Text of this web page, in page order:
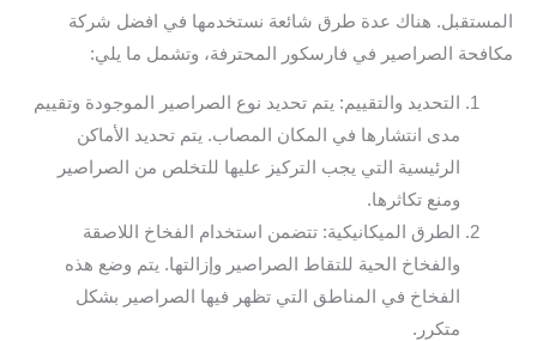
المستقبل. هناك عدة طرق شائعة نستخدمها في افضل شركة
مكافحة الصراصير في فارسكور المحترفة، وتشمل ما يلي:
التحديد والتقييم: يتم تحديد نوع الصراصير الموجودة وتقييم
مدى انتشارها في المكان المصاب. يتم تحديد الأماكن
الرئيسية التي يجب التركيز عليها للتخلص من الصراصير
ومنع تكاثرها.
الطرق الميكانيكية: تتضمن استخدام الفخاخ اللاصقة
والفخاخ الحية للتقاط الصراصير وإزالتها. يتم وضع هذه
الفخاخ في المناطق التي تظهر فيها الصراصير بشكل
متكرر.